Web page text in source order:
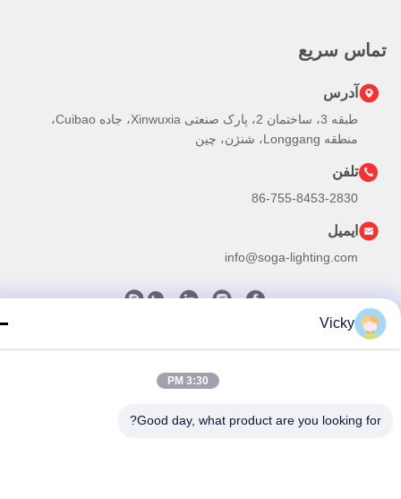
سریع
آدرس
طبقه 3، ساختمان 2، پارک صنعتی Xinwuxia، جاده Cuibao،
منطقه Longgang، شنژن، چین
تلفن
86-755-8453-2830
ایمیل
info@soga-lighting.com
حفظ حریم خصوصی|نقشه سایت| چین خوب کیفیت چراغ
Vicky
3:30 PM
Good day, what product are you looking